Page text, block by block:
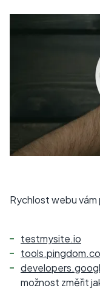
Rychlost webu vám
testmysite.io
možnost změřit